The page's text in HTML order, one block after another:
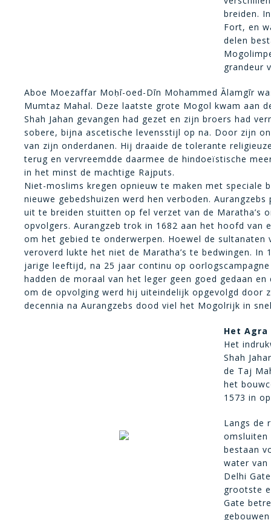
breiden.
Fort, en
delen
grandeur
Aboe Moezaffar Moḥī-oed-Dīn Mohammed Ālamgīr
Mumtaz Mahal. Deze laatste grote Mogol kwam aan
Shah Jahan gevangen had gezet en zijn broers had
sobere, bijna ascetische levensstijl op na. Door zijn
van zijn onderdanen. Hij draaide de tolerante
terug en vervreemdde daarmee de hindoeïstische
in het minst de machtige Rajputs.
Niet-moslims kregen opnieuw te maken met speciale
nieuwe gebedshuizen werd hen verboden.
uit te breiden stuitten op fel verzet van de Maratha’s
opvolgers. Aurangzeb trok in 1682 aan het hoofd van
om het gebied te onderwerpen. Hoewel de sultanaten
veroverd lukte het niet de Maratha’s te bedwingen. In
jarige leeftijd, na 25 jaar continu op
hadden de moraal van het leger geen goed gedaan
om de opvolging werd hij uiteindelijk opgevolgd door
decennia na Aurangzebs dood viel het Mogolrijk in
Het Agra
Het
Shah
de Taj
het
1573 in
Langs de
omsluiten
bestaan
water van
Delhi
grootste
Gate